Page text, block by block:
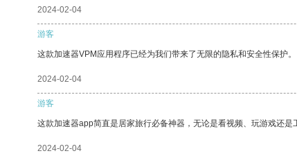
2024-02-04
游客
这款加速器VPM应用程序已经为我们带来了无限的隐私和安全性保护。
2024-02-04
游客
这款加速器app简直是居家旅行必备神器，无论是看视频、玩游戏还
2024-02-04